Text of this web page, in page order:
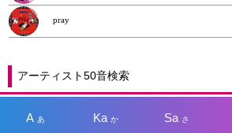
pray
アーティスト50音検索
A あ Kaか Sa さ